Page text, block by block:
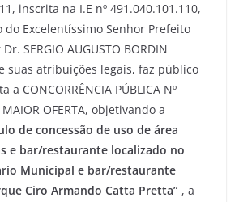
inscrita na I.E nº 491.040.101.110,
Excelentíssimo Senhor Prefeito
SERGIO AUGUSTO BORDIN
suas atribuições legais, faz público
a CONCORRÊNCIA PÚBLICA Nº
OFERTA, objetivando a
de concessão de uso de área
e bar/restaurante localizado no
Municipal e bar/restaurante
Ciro Armando Catta Pretta” , a